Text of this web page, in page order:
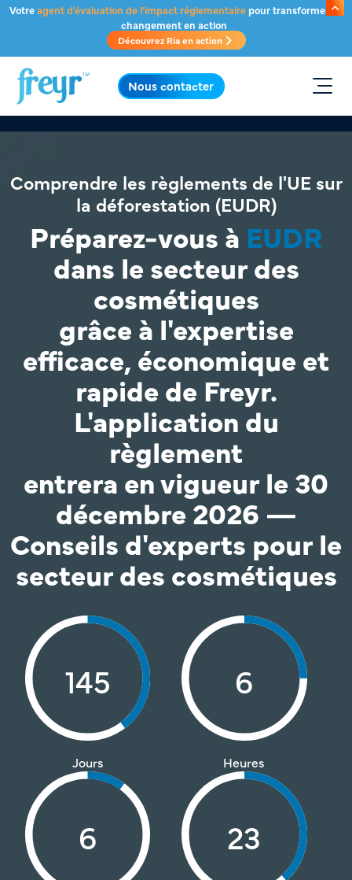
Passer au contenu principal
Votreagent d'évaluation de l'impact réglementairepour transformer le
changement en action
Découvrez Ria en action
.
Nous contacter
Comprendre les règlements de l'UE sur
la déforestation (EUDR)
Préparez-vous à EUDR
dans le secteur des
cosmétiques
grâce à l'expertise
efficace, économique et
rapide de Freyr.
L'application du
règlement
entrera en vigueur le 30
décembre 2026 —
Conseils d'experts pour le
secteur des cosmétiques
145
Jours
6
Heures
6 22